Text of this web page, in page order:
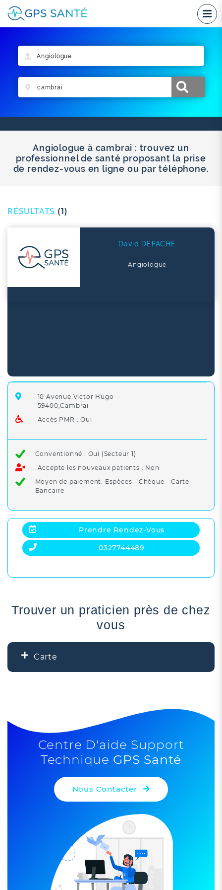
Angiologue à cambrai : trouvez un
professionnel de santé proposant la prise
de rendez-vous en ligne ou par téléphone.
RÉSULTATS (1)
David DEFACHE
Angiologue
10 Avenue Victor Hugo
59400,Cambrai
Accès PMR : Oui
Conventionné : Oui (Secteur 1)
Accepte les nouveaux patients : Non
Moyen de paiement: Espèces - Chèque - Carte
Bancaire
Prendre Rendez-Vous
0327744489
Trouver un praticien près de chez
vous
Carte
Leaflet| ©OpenStreetMap
Centre D'aide Support
Technique GPS Santé
Nous Contacter